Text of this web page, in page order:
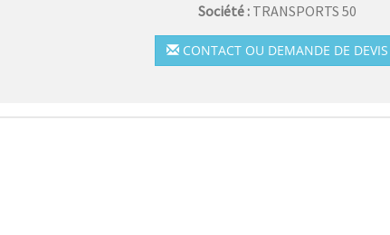
Société : TRANSPORTS 50
CONTACT OU DEMANDE DE DEVIS